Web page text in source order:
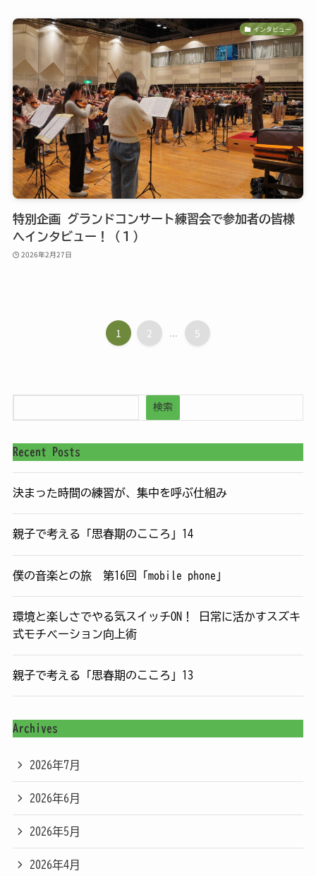
インタビュー
特別企画 グランドコンサート練習会で参加者の皆様
へインタビュー！（１）
2026年2月27日
1 2 ... 5
検索
Recent Posts
決まった時間の練習が、集中を呼ぶ仕組み
親子で考える「思春期のこころ」14
僕の音楽との旅 第16回「mobile phone」
環境と楽しさでやる気スイッチON！ 日常に活かすスズキ
式モチベーション向上術
親子で考える「思春期のこころ」13
Archives
2026年7月
2026年6月
2026年5月
2026年4月